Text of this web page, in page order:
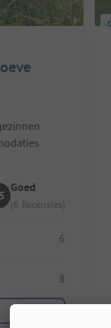
Goed
(6 Recensies)
6
8